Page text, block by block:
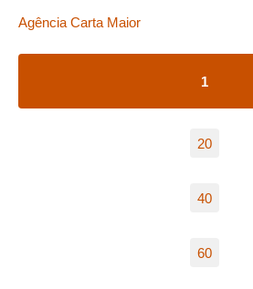
Agência Carta Maior
1
20
40
60